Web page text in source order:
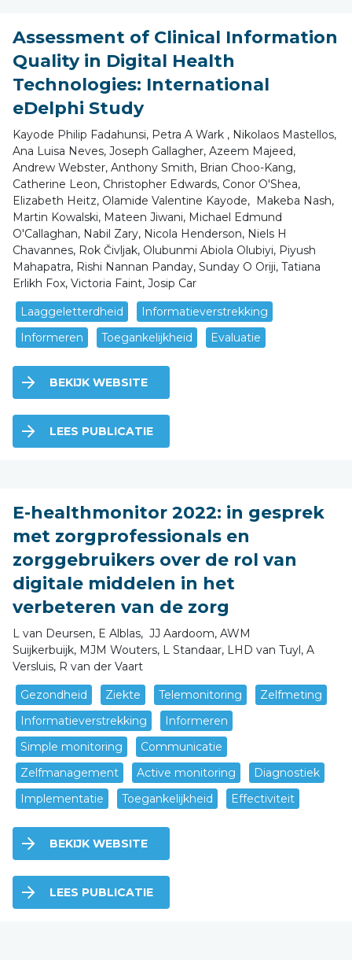
Assessment of Clinical Information
Quality in Digital Health
Technologies: International
eDelphi Study
Kayode Philip Fadahunsi, Petra A Wark , Nikolaos Mastellos,
Ana Luisa Neves, Joseph Gallagher, Azeem Majeed,
Andrew Webster, Anthony Smith, Brian Choo-Kang,
Catherine Leon, Christopher Edwards, Conor O'Shea,
Elizabeth Heitz, Olamide Valentine Kayode, Makeba Nash,
Martin Kowalski, Mateen Jiwani, Michael Edmund
O'Callaghan, Nabil Zary, Nicola Henderson, Niels H
Chavannes, Rok Čivljak, Olubunmi Abiola Olubiyi, Piyush
Mahapatra, Rishi Nannan Panday, Sunday O Oriji, Tatiana
Erlikh Fox, Victoria Faint, Josip Car
Laaggeletterdheid
Informatieverstrekking
Informeren
Toegankelijkheid Evaluatie
BEKIJK WEBSITE
LEES PUBLICATIE
E-healthmonitor 2022: in gesprek
met zorgprofessionals en
zorggebruikers over de rol van
digitale middelen in het
verbeteren van de zorg
L van Deursen, E Alblas, JJ Aardoom, AWM
Suijkerbuijk, MJM Wouters, L Standaar, LHD van Tuyl, A
Versluis, R van der Vaart
Gezondheid
Ziekte Telemonitoring
Zelfmeting
Informatieverstrekking
Informeren
Simple monitoring
Communicatie
Zelfmanagement
Active monitoring
Diagnostiek
Implementatie
Toegankelijkheid Effectiviteit
BEKIJK WEBSITE
LEES PUBLICATIE